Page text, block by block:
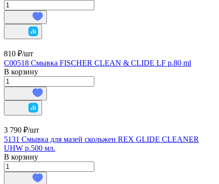
810 ₽/шт
C00518 Смывка FISCHER CLEAN & CLIDE LF р.80 ml
В корзину
3 790 ₽/шт
5131 Смывка для мазей скольжен REX GLIDE CLEANER
UHW р.500 мл.
В корзину